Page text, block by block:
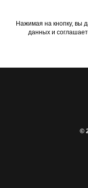
Нажимая на кнопку, вы
данных и
©